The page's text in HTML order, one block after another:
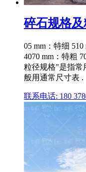
碎石规格
05 mm：特细 510
4070 mm：特粗
粒径规格"是指常
般用通常尺寸表 .
联系电话: 180